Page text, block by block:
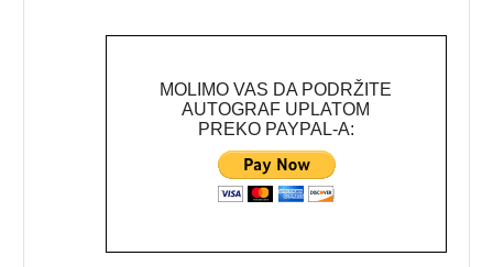
MOLIMO VAS DA PODRŽITE
AUTOGRAF UPLATOM
PREKO PAYPAL-A: